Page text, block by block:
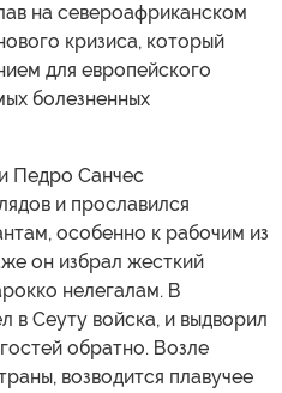
на североафриканском
кризиса, который
для европейского
болезненных
Педро Санчес
и прославился
особенно к рабочим из
он избрал жесткий
нелегалам. В
в Сеуту войска, и выдворил
обратно. Возле
возводится плавучее